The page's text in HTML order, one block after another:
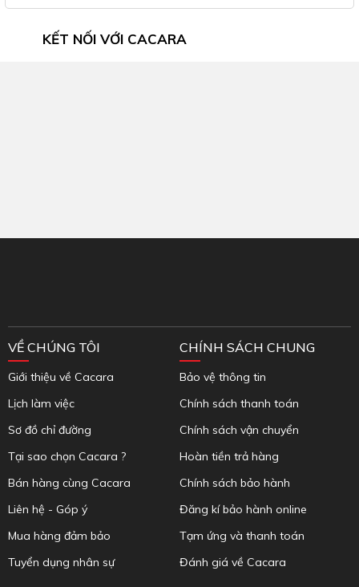
KẾT NỐI VỚI CACARA
VỀ CHÚNG TÔI
Giới thiệu về Cacara
Lịch làm việc
Sơ đồ chỉ đường
Tại sao chọn Cacara ?
Bán hàng cùng Cacara
Liên hệ - Góp ý
Mua hàng đảm bảo
Tuyển dụng nhân sự
CHÍNH SÁCH CHUNG
Bảo vệ thông tin
Chính sách thanh toán
Chính sách vận chuyển
Hoàn tiền trả hàng
Chính sách bảo hành
Đăng kí bảo hành online
Tạm ứng và thanh toán
Đánh giá về Cacara